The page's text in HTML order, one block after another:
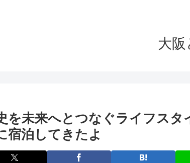
大
を未来へとつなぐライフスタ
宿泊してきたよ